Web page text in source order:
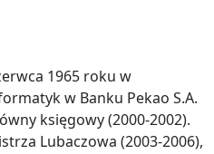
1965 roku w
w Banku Pekao S.A.
księgowy (2000-2002).
Lubaczowa (2003-2006),